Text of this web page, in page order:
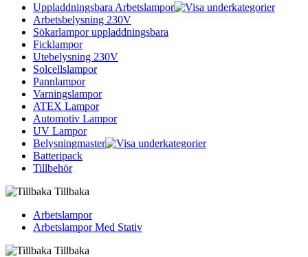
Uppladdningsbara Arbetslampor
Arbetsbelysning 230V
Sökarlampor uppladdningsbara
Ficklampor
Utebelysning 230V
Solcellslampor
Pannlampor
Varningslampor
ATEX Lampor
Automotiv Lampor
UV Lampor
Belysningmaster
Batteripack
Tillbehör
Tillbaka
Arbetslampor
Arbetslampor Med Stativ
Tillbaka